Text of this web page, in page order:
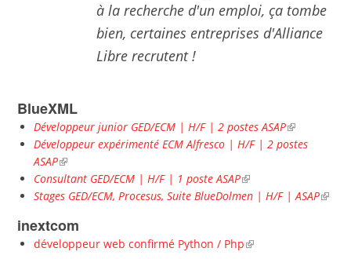
à la recherche d'un emploi, ça tombe
bien, certaines entreprises d'Alliance
Libre recrutent !
BlueXML
Développeur junior GED/ECM | H/F | 2 postes ASAP
Développeur expérimenté ECM Alfresco | H/F | 2 postes
ASAP
Consultant GED/ECM | H/F | 1 poste ASAP
Stages GED/ECM, Procesus, Suite BlueDolmen | H/F | ASAP
inextcom
développeur web confirmé Python / Php